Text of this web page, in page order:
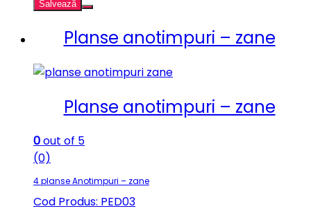
Salvează
Planse anotimpuri – zane
Planse anotimpuri – zane
0out of 5
(0)
4 planse Anotimpuri – zane
Cod Produs: PED03